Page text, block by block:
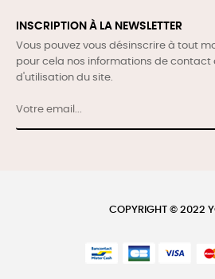
INSCRIPTION À LA NEWSLETTER
Vous pouvez vous désinscrire à tout
pour cela nos informations de contact
d'utilisation du site.
COPYRIGHT © 2022